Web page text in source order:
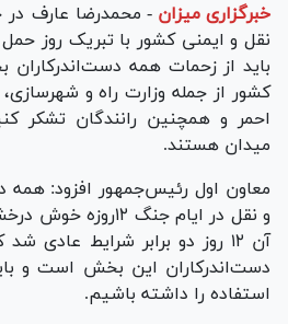
خبرگزاری میزان - محمدرضا عارف
نقل و ایمنی کشور با تبریک روز
باید از زحمات همه
کشور از جمله وزارت راه و
احمر و همچنین رانندگان تشکر
میدان هستند.
معاون اول رئیس‌جمهور افزود:
و نقل در ایام جنگ
آن ۱۲ روز دو برابر شرایط عادی
دست‌اندرکاران این بخش است و
استفاده را داشته باشیم.